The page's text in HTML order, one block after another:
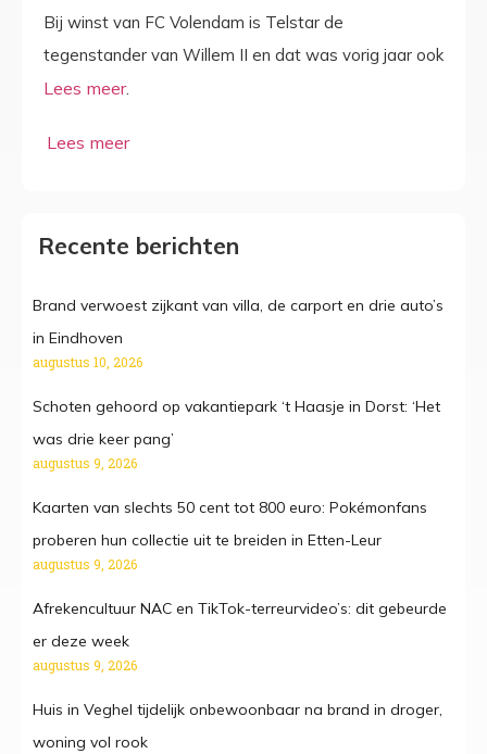
Bij winst van FC Volendam is Telstar de
tegenstander van Willem II en dat was vorig jaar ook
.
Recente berichten
Brand verwoest zijkant van villa, de carport en drie auto’s
in Eindhoven
augustus 10, 2026
Schoten gehoord op vakantiepark ‘t Haasje in Dorst: ‘Het
was drie keer pang’
augustus 9, 2026
Kaarten van slechts 50 cent tot 800 euro: Pokémonfans
proberen hun collectie uit te breiden in Etten-Leur
augustus 9, 2026
Afrekencultuur NAC en TikTok-terreurvideo’s: dit gebeurde
er deze week
augustus 9, 2026
Huis in Veghel tijdelijk onbewoonbaar na brand in droger,
woning vol rook